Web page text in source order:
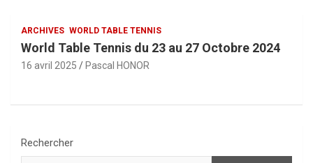
ARCHIVES WORLD TABLE TENNIS
World Table Tennis du 23 au 27 Octobre 2024
16 avril 2025 Pascal HONOR
Rechercher